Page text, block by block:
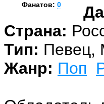
Фанатов: 0
Страна:
Тип: Певец,
Жанр: Поп